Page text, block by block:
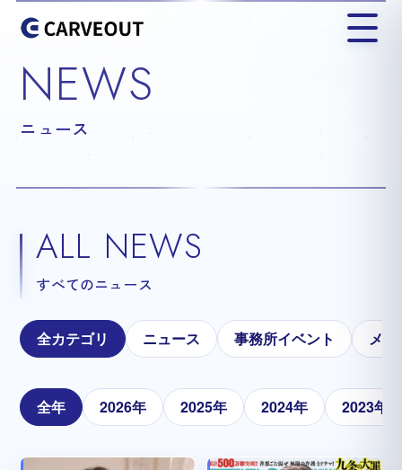
NEWS
ニュース
ALL NEWS
すべてのニュース
全カテゴリ ニュース 事務所イベント メ
全年 2026年 2025年 2024年 2023年